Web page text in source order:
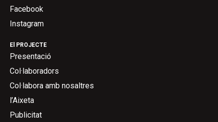
El PROJECTE
Presentació
Col·laboradors
Col·labora amb nosaltres
l’Aixeta
Publicitat
Facebook
Instagram